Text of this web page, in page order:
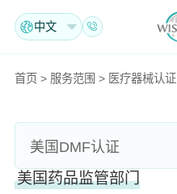
中文
首页 > 服务范围 > 医疗器械认证
美国DMF认证
美国药品监管部门